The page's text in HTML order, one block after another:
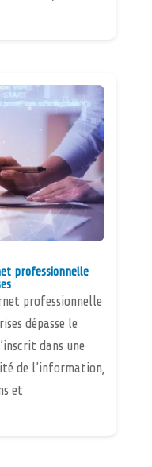
professionnelle
professionnelle
dépasse le
dans une
de l’information,
et